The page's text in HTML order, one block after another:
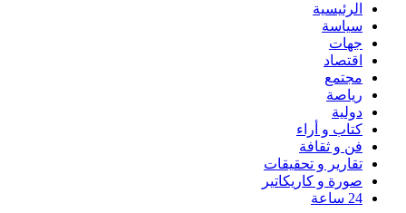
الرئيسية
سياسة
جهات
اقتصاد
مجتمع
رياصة
دولية
كتاب و أراء
فن و ثقافة
تقارير و تحقيقات
صورة و كاريكاتير
24 ساعة